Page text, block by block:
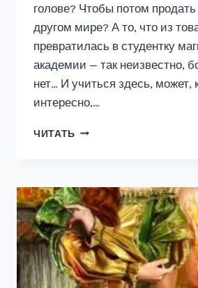
голове? Чтобы потом
другом мире? А то, что из
превратилась в студентку
академии — так неизвестно,
нет… И учиться здесь, может,
интересно,…
ЧИТАТЬ АКАДЕМИЯ